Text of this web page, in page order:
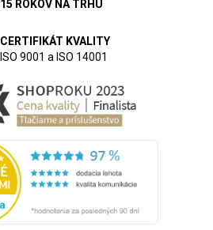
15 ROKOV NA TRHU
CERTIFIKÁT KVALITY
ISO 9001 a ISO 14001